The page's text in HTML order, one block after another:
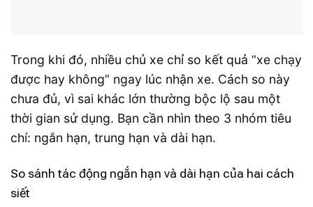
Trong khi đó, nhiều chủ xe chỉ so kết quả “xe chạy
được hay không” ngay lúc nhận xe. Cách so này
chưa đủ, vì sai khác lớn thường bộc lộ sau một
thời gian sử dụng. Bạn cần nhìn theo 3 nhóm tiêu
chí: ngắn hạn, trung hạn và dài hạn.
So sánh tác động ngắn hạn và dài hạn của hai cách
siết